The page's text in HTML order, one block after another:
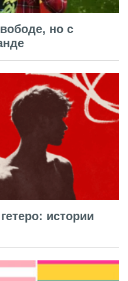
но с
истории